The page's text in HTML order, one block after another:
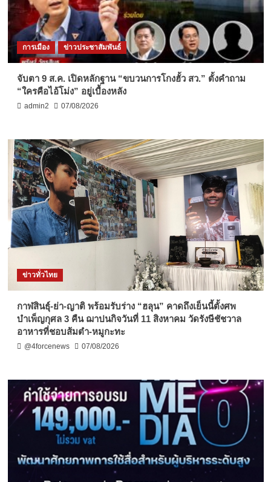
การเมือง ข่าวประชาสัมพันธ์
จับตา 9 ส.ค. เปิดหลักฐาน “ขบวนการโกงฮั้ว สว.” ตั้งคำถาม
“ใครคือไอ้โม่ง” อยู่เบื้องหลัง
admin2 07/08/2026
ข่าวทั่วไทย
กาฬสินธุ์-ย่า-ญาติ พร้อมรับร่าง “ฮลุน” คาดถึงเย็นนี้ตั้งศพ
บำเพ็ญกุศล 3 คืน ฌาปนกิจวันที่ 11 สิงหาคม วัดรังษีชัชวาล
อาหารที่ชอบส้มตำ-หมูกะทะ
@4forcenews 07/08/2026